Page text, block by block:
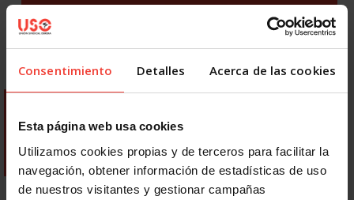
Consentimiento Detalles Acerca de las cookies
Esta página web usa cookies
Utilizamos cookies propias y de terceros para facilitar la
navegación, obtener información de estadísticas de uso
de nuestros visitantes y gestionar campañas